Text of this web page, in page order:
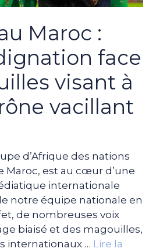
Maroc :
face
visant à
vacillant
d’Afrique des nations
Maroc, est au cœur d’une
internationale
notre équipe nationale en
de nombreuses voix
biaisé et des magouilles,
internationaux … Lire la